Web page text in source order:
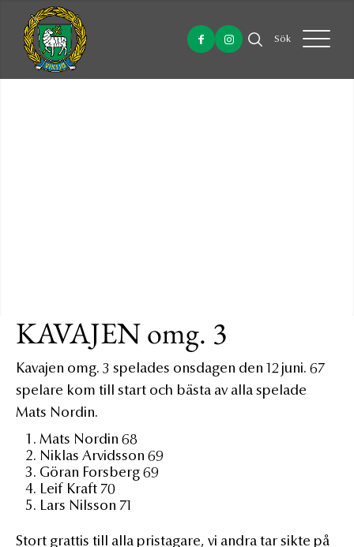
Sök
KAVAJEN omg. 3
Kavajen omg. 3 spelades onsdagen den 12 juni. 67
spelare kom till start och bästa av alla spelade
Mats Nordin.
Mats Nordin 68
Niklas Arvidsson 69
Göran Forsberg 69
Leif Kraft 70
Lars Nilsson 71
Stort grattis till alla pristagare, vi andra tar sikte på